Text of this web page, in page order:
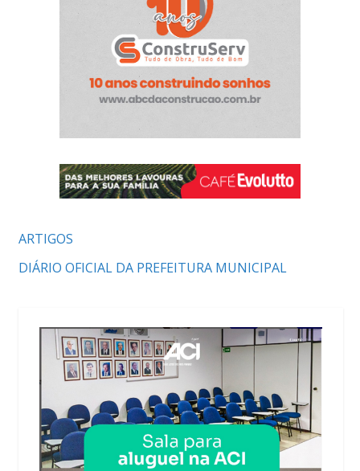
ARTIGOS
DIÁRIO OFICIAL DA PREFEITURA MUNICIPAL